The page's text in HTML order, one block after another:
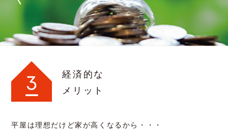
経済的な
メリット
平屋は理想だけど家が高くなるから・・・